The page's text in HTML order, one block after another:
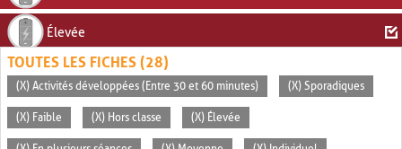
Élevée
TOUTES LES FICHES (28)
(X) Activités développées (Entre 30 et 60 minutes) (X) Sporadiques
(X) Faible (X) Hors classe (X) Élevée